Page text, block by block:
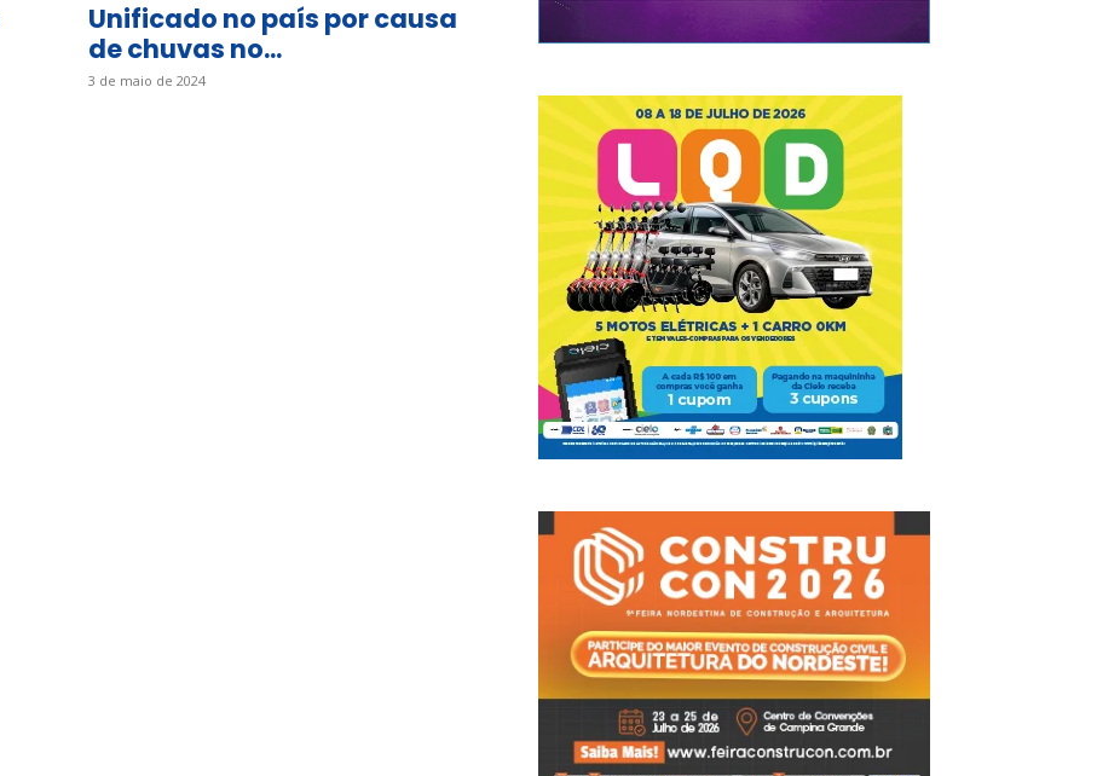
Unificado no país por causa
de chuvas no...
3 de maio de 2024